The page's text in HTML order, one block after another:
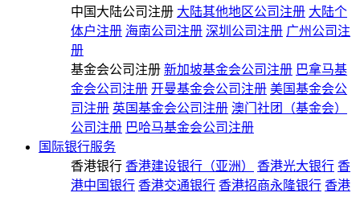
中国大陆公司注册 大陆其他地区公司注册 大陆个
体户注册 海南公司注册 深圳公司注册 广州公司注
册
基金会公司注册 新加坡基金会公司注册 巴拿马基
金会公司注册 开曼基金会公司注册 美国基金会公
司注册 英国基金会公司注册 澳门社团（基金会）
公司注册 巴哈马基金会公司注册
国际银行服务
香港银行 香港建设银行（亚洲） 香港光大银行 香
港中国银行 香港交通银行 香港招商永隆银行 香港